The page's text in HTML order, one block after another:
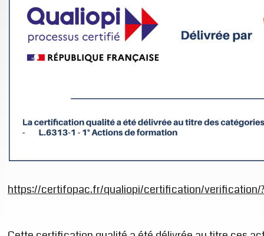
https://certifopac.fr/qualiopi/certification/verification/